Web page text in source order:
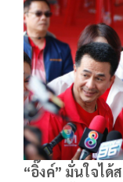
“อิ๊งค์” มั่นใจไ